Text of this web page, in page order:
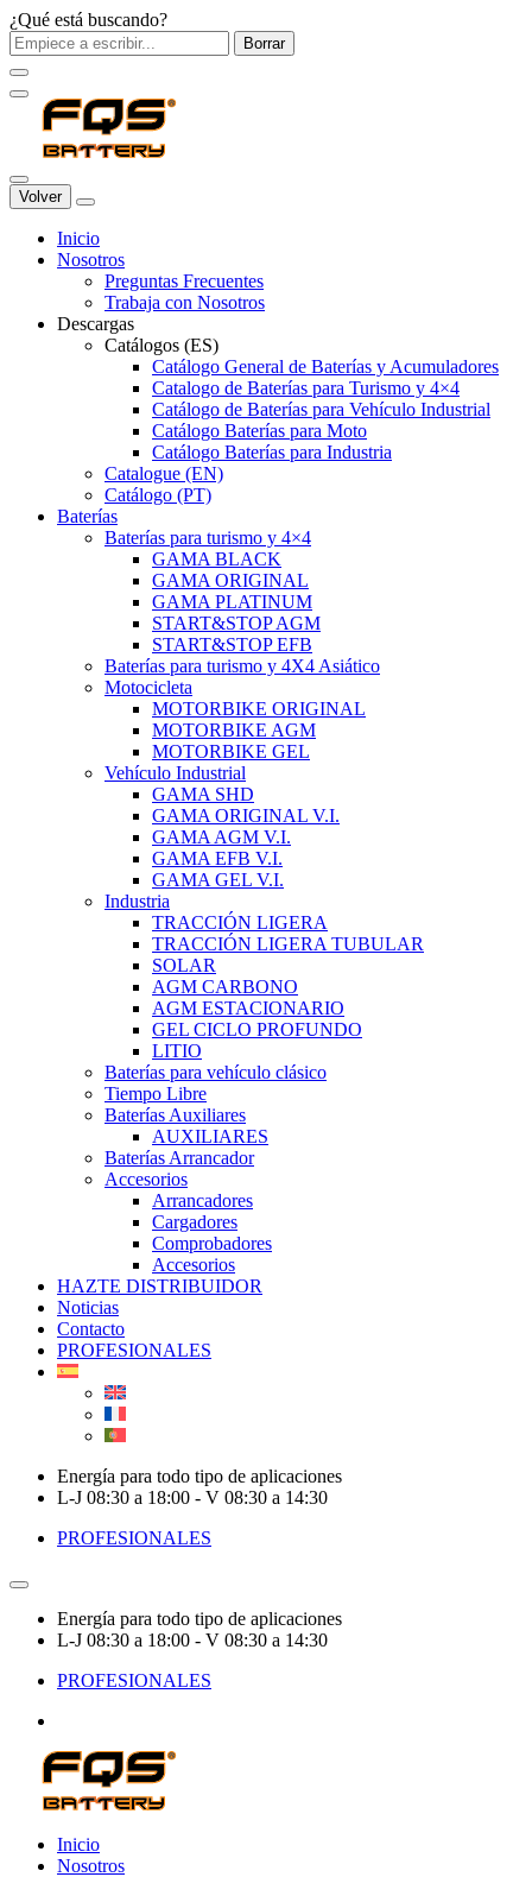
¿Qué está buscando?
Borrar
Volver
Inicio
Nosotros
Preguntas Frecuentes
Trabaja con Nosotros
Descargas
Catálogos (ES)
Catálogo General de Baterías y Acumuladores
Catalogo de Baterías para Turismo y 4×4
Catálogo de Baterías para Vehículo Industrial
Catálogo Baterías para Moto
Catálogo Baterías para Industria
Catalogue (EN)
Catálogo (PT)
Baterías
Baterías para turismo y 4×4
GAMA BLACK
GAMA ORIGINAL
GAMA PLATINUM
START&STOP AGM
START&STOP EFB
Baterías para turismo y 4X4 Asiático
Motocicleta
MOTORBIKE ORIGINAL
MOTORBIKE AGM
MOTORBIKE GEL
Vehículo Industrial
GAMA SHD
GAMA ORIGINAL V.I.
GAMA AGM V.I.
GAMA EFB V.I.
GAMA GEL V.I.
Industria
TRACCIÓN LIGERA
TRACCIÓN LIGERA TUBULAR
SOLAR
AGM CARBONO
AGM ESTACIONARIO
GEL CICLO PROFUNDO
LITIO
Baterías para vehículo clásico
Tiempo Libre
Baterías Auxiliares
AUXILIARES
Baterías Arrancador
Accesorios
Arrancadores
Cargadores
Comprobadores
Accesorios
HAZTE DISTRIBUIDOR
Noticias
Contacto
PROFESIONALES
Energía para todo tipo de aplicaciones
L-J 08:30 a 18:00 - V 08:30 a 14:30
PROFESIONALES
Energía para todo tipo de aplicaciones
L-J 08:30 a 18:00 - V 08:30 a 14:30
PROFESIONALES
Inicio
Nosotros